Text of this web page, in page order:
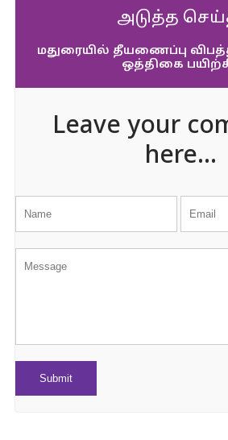
அடுத்த
மதுரையில் தீயணைப்பு
ஒத்திகை
Leave your
here...